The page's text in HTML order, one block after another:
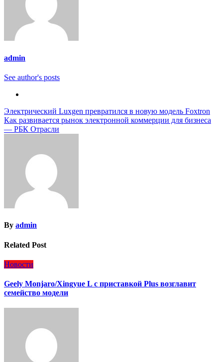
admin
See author's posts
Навигация
по
Электрический Luxgen превратился в новую модель Foxtron
Как развивается рынок электронной коммерции для бизнеса
— РБК Отрасли
By admin
Related Post
Новости
Geely Monjaro/Xingyue L с приставкой Plus возглавит
семейство модели